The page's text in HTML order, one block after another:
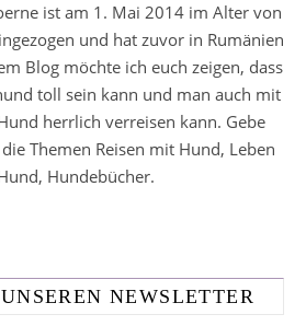
ist am 1. Mai 2014 im Alter von
und hat zuvor in Rumänien
Blog möchte ich euch zeigen, dass
toll sein kann und man auch mit
herrlich verreisen kann. Gebe
Themen Reisen mit Hund, Leben
Hundebücher.
NEWSLETTER